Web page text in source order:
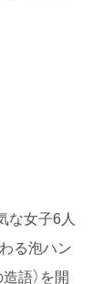
な女子6人
る泡ハン
語）を開